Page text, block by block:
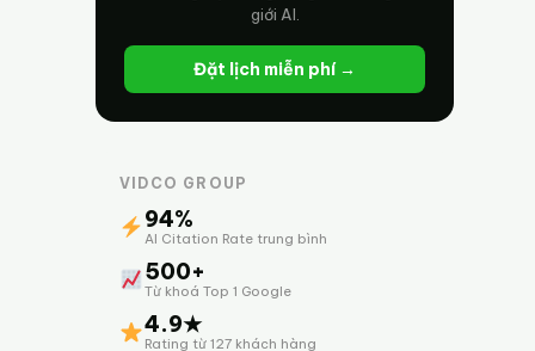
giới AI.
Đặt lịch miễn phí →
VIDCO GROUP
94%
AI Citation Rate trung bình
500+
Từ khoá Top 1 Google
4.9★
Rating từ 127 khách hàng